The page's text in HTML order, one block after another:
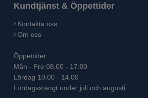
Kundtjänst & Öppettider
Kontakta oss
Om oss
Öppettider:
Mån - Fre 08.00 - 17:00
Lördag 10.00 - 14.00
Lördagsstängt under juli och augusti